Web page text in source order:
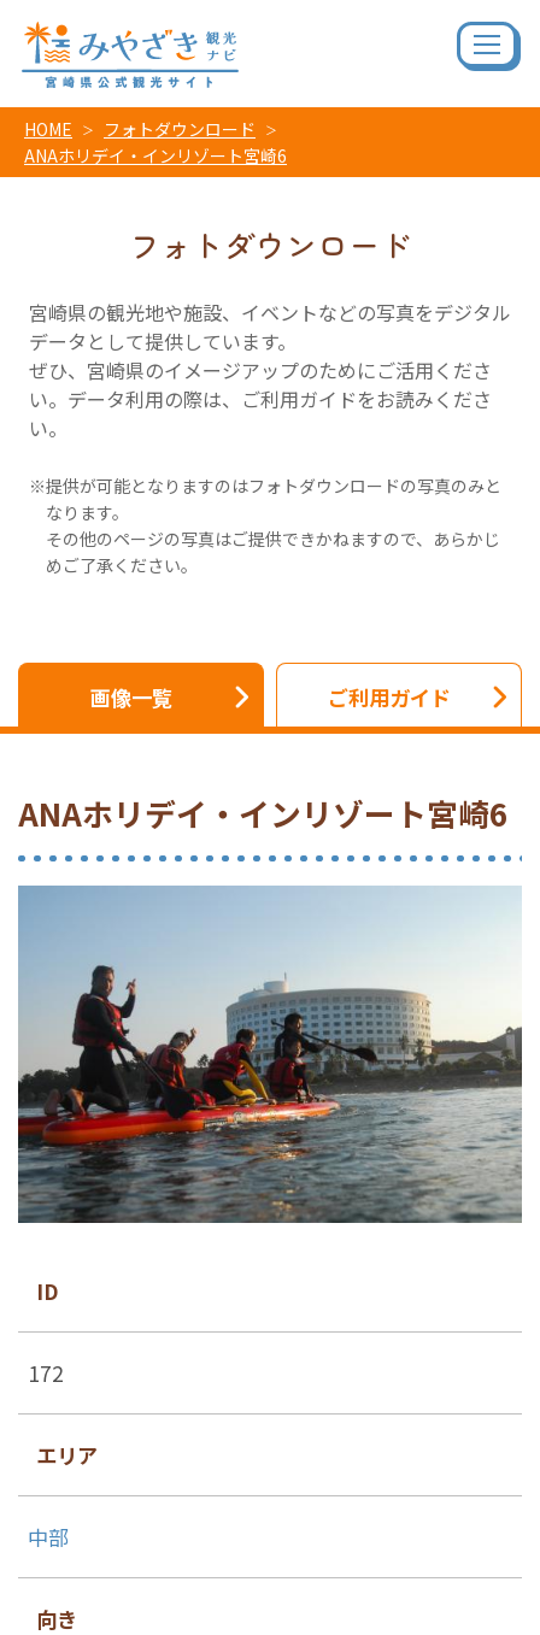
HOME
フォトダウンロード
ANAホリデイ・インリゾート宮崎6
フォトダウンロード
宮崎県の観光地や施設、イベントなどの写真をデジタル
データとして提供しています。
ぜひ、宮崎県のイメージアップのためにご活用くださ
い。データ利用の際は、ご利用ガイドをお読みくださ
い。
提供が可能となりますのはフォトダウンロードの写真のみと
なります。
その他のページの写真はご提供できかねますので、あらかじ
めご了承ください。
画像一覧 ご利用ガイド
ANAホリデイ・インリゾート宮崎6
ID
172
エリア
中部
向き